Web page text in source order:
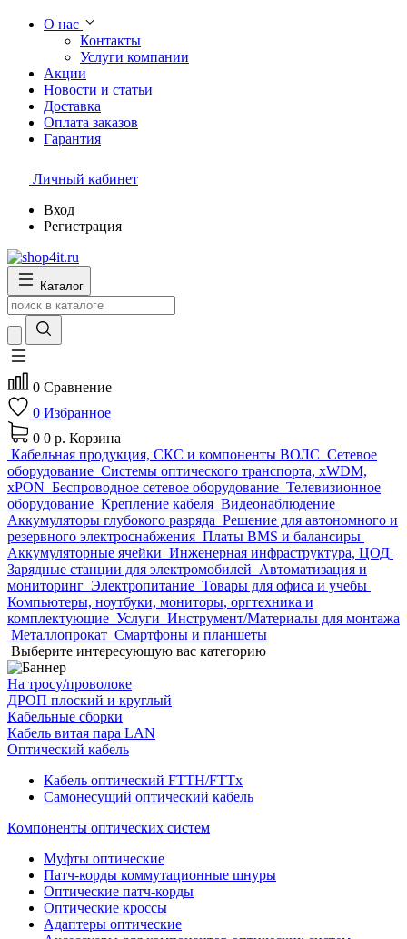
О нас
Контакты
Услуги компании
Акции
Новости и статьи
Доставка
Оплата заказов
Гарантия
Личный кабинет
Вход
Регистрация
Каталог
0 Сравнение
0 Избранное
0 0 р. Корзина
Кабельная продукция, СКС и компоненты ВОЛС Сетевое
оборудование Системы оптического транспорта, xWDM,
xPON Беспроводное сетевое оборудование Телевизионное
оборудование Крепление кабеля Видеонаблюдение
Аккумуляторы глубокого разряда Решение для автономного и
резервного электроснабжения Платы BMS и балансиры
Аккумуляторные ячейки Инженерная инфраструктура, ЦОД
Зарядные станции для электромобилей Автоматизация и
мониторинг Электропитание Товары для офиса и учебы
Компьютеры, ноутбуки, мониторы, оргтехника и
комплектующие Услуги Инструмент/Материалы для монтажа
Металлопрокат Смартфоны и планшеты
Выберите интересующую вас категорию
На тросу/проволоке
ДРОП плоский и круглый
Кабельные сборки
Кабель витая пара LAN
Оптический кабель
Кабель оптический FTTH/FTTx
Самонесущий оптический кабель
Компоненты оптических систем
Муфты оптические
Патч-корды коммутационные шнуры
Оптические патч-корды
Оптические кроссы
Адаптеры оптические